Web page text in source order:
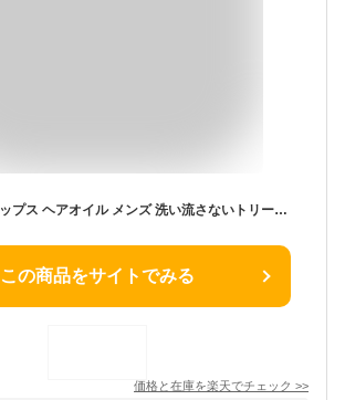
【LIPPS公式】リップス ヘアオイル メンズ 洗い流さないトリートメント レディース さら髪 ノーセット風ヘア スタイリング長持ち アップルグリーン&ローズの香り 100ml
この商品をサイトでみる
価格と在庫を楽天でチェック >>